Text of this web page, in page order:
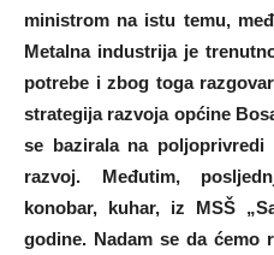
ministrom na istu temu,
Metalna industrija je
potrebe i zbog toga
strategija razvoja općine
se bazirala na
razvoj. Međutim,
konobar, kuhar, iz MSŠ
godine. Nadam se da